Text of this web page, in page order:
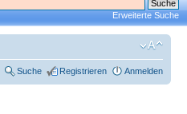
Erweiterte Suche
Suche Registrieren Anmelden